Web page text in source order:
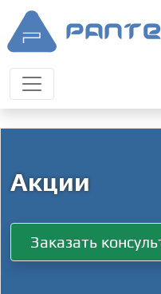
Акции
Заказать